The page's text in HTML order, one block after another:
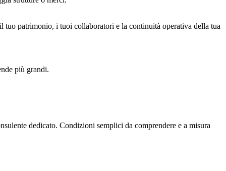
tuo patrimonio, i tuoi collaboratori e la continuità operativa della tua
più grandi.
dedicato. Condizioni semplici da comprendere e a misura